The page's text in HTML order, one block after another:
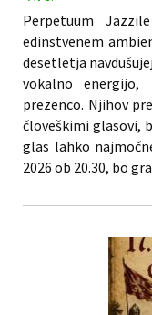
Perpetuum
edinstvenem
desetletja
vokalno energijo,
prezenco. Njihov
človeškimi glasovi,
glas lahko
2026 ob 20.30, bo